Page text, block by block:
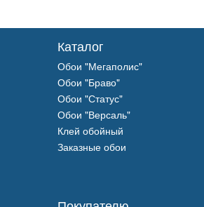
Каталог
Обои "Мегаполис"
Обои "Браво"
Обои "Статус"
Обои "Версаль"
Клей обойный
Заказные обои